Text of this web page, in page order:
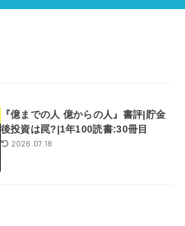
『億までの人 億からの人』書評|貯金
後投資は罠?|1年100読書:30冊目
2026.07.18